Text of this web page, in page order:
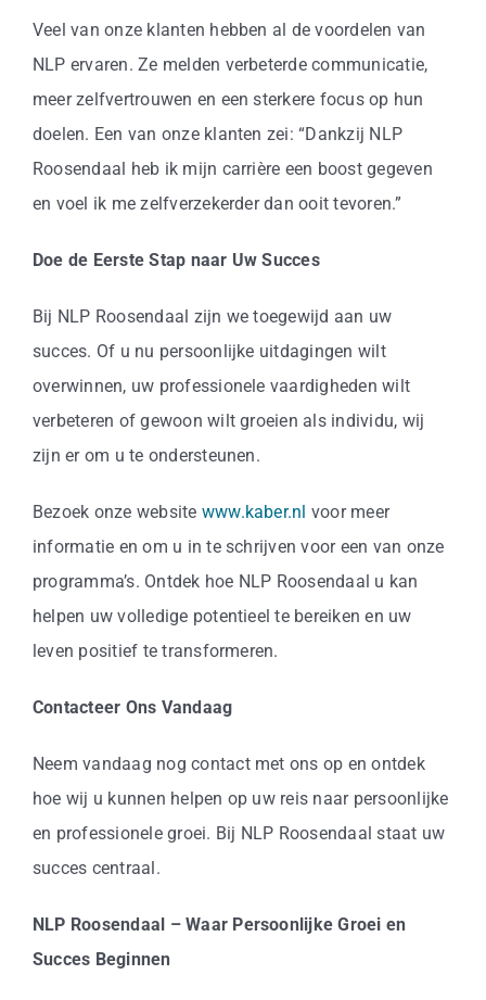
Veel van onze klanten hebben al de voordelen van
NLP ervaren. Ze melden verbeterde communicatie,
meer zelfvertrouwen en een sterkere focus op hun
doelen. Een van onze klanten zei: “Dankzij NLP
Roosendaal heb ik mijn carrière een boost gegeven
en voel ik me zelfverzekerder dan ooit tevoren.”
Doe de Eerste Stap naar Uw Succes
Bij NLP Roosendaal zijn we toegewijd aan uw
succes. Of u nu persoonlijke uitdagingen wilt
overwinnen, uw professionele vaardigheden wilt
verbeteren of gewoon wilt groeien als individu, wij
zijn er om u te ondersteunen.
Bezoek onze website www.kaber.nl voor meer
informatie en om u in te schrijven voor een van onze
programma’s. Ontdek hoe NLP Roosendaal u kan
helpen uw volledige potentieel te bereiken en uw
leven positief te transformeren.
Contacteer Ons Vandaag
Neem vandaag nog contact met ons op en ontdek
hoe wij u kunnen helpen op uw reis naar persoonlijke
en professionele groei. Bij NLP Roosendaal staat uw
succes centraal.
NLP Roosendaal – Waar Persoonlijke Groei en
Succes Beginnen